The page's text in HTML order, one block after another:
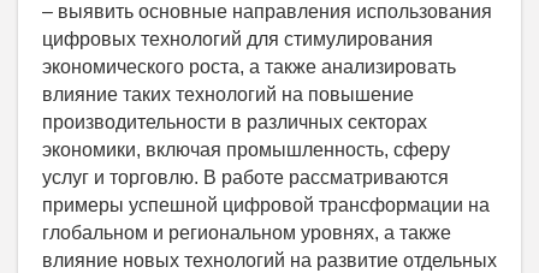
– выявить основные направления использования
цифровых технологий для стимулирования
экономического роста, а также анализировать
влияние таких технологий на повышение
производительности в различных секторах
экономики, включая промышленность, сферу
услуг и торговлю. В работе рассматриваются
примеры успешной цифровой трансформации на
глобальном и региональном уровнях, а также
влияние новых технологий на развитие отдельных